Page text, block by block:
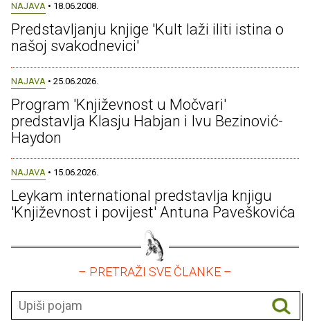
NAJAVA • 18.06.2008.
Predstavljanju knjige 'Kult laži iliti istina o
našoj svakodnevici'
NAJAVA • 25.06.2026.
Program 'Književnost u Močvari'
predstavlja Klasju Habjan i Ivu Bezinović-
Haydon
NAJAVA • 15.06.2026.
Leykam international predstavlja knjigu
'Književnost i povijest' Antuna Paveškovića
– PRETRAŽI SVE ČLANKE –